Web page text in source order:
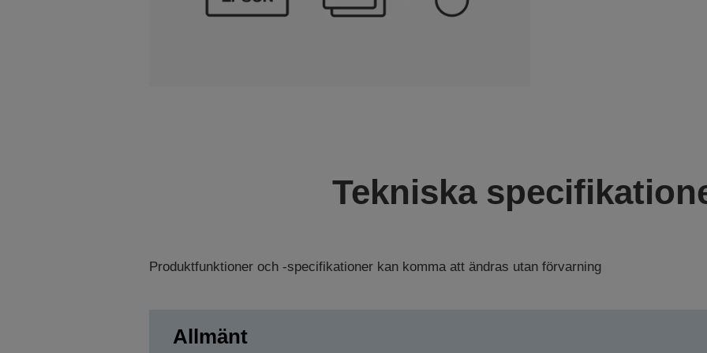
Tekniska
Produktfunktioner och -specifikationer kan komma att ändras utan förvarning
Allmänt